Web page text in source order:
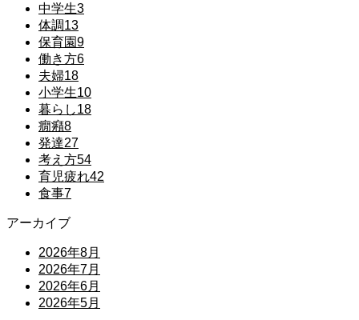
中学生3
体調13
保育園9
働き方6
夫婦18
小学生10
暮らし18
癇癪8
発達27
考え方54
育児疲れ42
食事7
アーカイブ
2026年8月
2026年7月
2026年6月
2026年5月